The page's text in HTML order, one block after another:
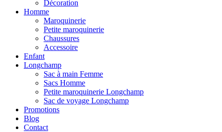
Décoration
Homme
Maroquinerie
Petite maroquinerie
Chaussures
Accessoire
Enfant
Longchamp
Sac à main Femme
Sacs Homme
Petite maroquinerie Longchamp
Sac de voyage Longchamp
Promotions
Blog
Contact